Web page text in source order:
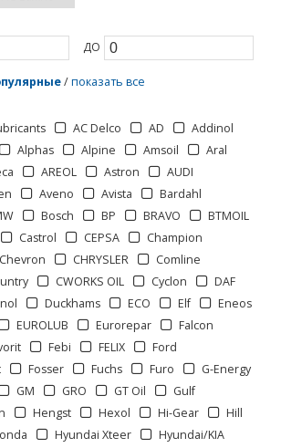
ДО
/показать все
AC Delco AD
Addinol
Alphas Alpine Amsoil
Aral
AREOL Astron
AUDI
Aveno Avista
Bardahl
Bosch BP BRAVO
BTMOIL
Castrol CEPSA
Champion
Chevron CHRYSLER
Comline
CWORKS OIL Cyclon
DAF
Duckhams ECO Elf
Eneos
EUROLUB Eurorepar
Falcon
Febi FELIX
Ford
Fosser Fuchs Furo
G-Energy
GM GRO GT Oil
Gulf
Hengst Hexol Hi-Gear
Hill
Hyundai Xteer
Hyundai/KIA